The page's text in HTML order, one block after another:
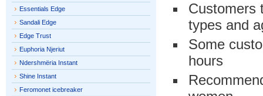
Customers
types and
Some
hours
Essentials Edge
Sandali Edge
Edge Trust
Euphoria Njeriut
Ndershmëria Instant
Shine Instant
Feromonet icebreaker